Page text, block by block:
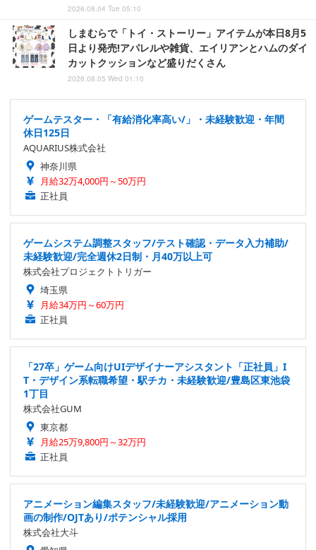
2026.08.04 Tue 05:10
しまむらで「トイ・ストーリー」アイテムが本日8月5
日より発売!アパレルや雑貨、エイリアンとハムのダイ
カットクッションなど盛りだくさん
2026.08.05 Wed 01:10
ゲームテスター・「有給消化率高い/」・未経験歓迎・年間
休日125日
AQUARIUS株式会社
神奈川県
月給32万4,000円～50万円
正社員
ゲームシステム調整スタッフ/テスト確認・データ入力補助/
未経験歓迎/完全週休2日制・月40万以上可
株式会社プロジェクトトリガー
埼玉県
月給34万円～60万円
正社員
「27卒」ゲーム向けUIデザイナーアシスタント「正社員」I
T・デザイン系転職希望・駅チカ・未経験歓迎/豊島区東池袋
1丁目
株式会社GUM
東京都
月給25万9,800円～32万円
正社員
アニメーション編集スタッフ/未経験歓迎/アニメーション動
画の制作/OJTあり/ポテンシャル採用
株式会社大斗